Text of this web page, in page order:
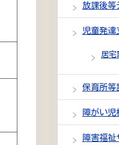
放課後等
児童発達
居宅
保育所等
障がい児
障害福祉